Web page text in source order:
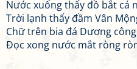
Nước xuống thấy đồ bắt cá
Trời lạnh thấy đầm Vân
Chữ trên bia đá Dương
Đọc xong nước mắt ròng